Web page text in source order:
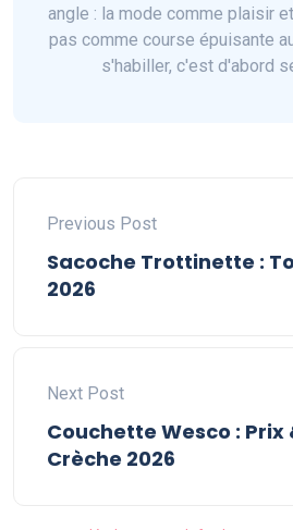
angle : la mode comme plaisir
pas comme course épuisante
s'habiller, c'est d'abord
Previous Post
Sacoche Trottinette :
2026
Next Post
Couchette Wesco : Prix
Crèche 2026